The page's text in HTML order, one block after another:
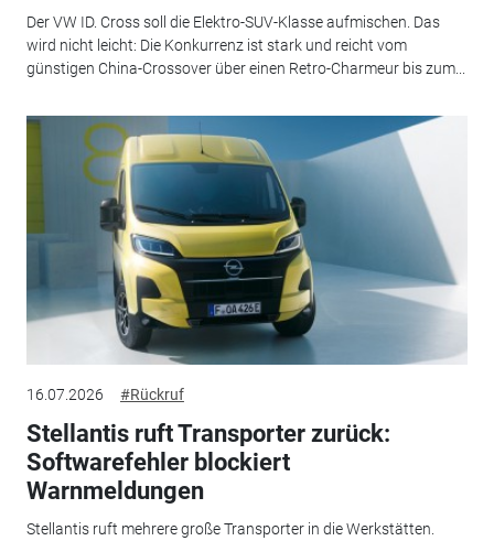
Der VW ID. Cross soll die Elektro-SUV-Klasse aufmischen. Das
wird nicht leicht: Die Konkurrenz ist stark und reicht vom
günstigen China-Crossover über einen Retro-Charmeur bis zum...
16.07.2026 #Rückruf
Stellantis ruft Transporter zurück:
Softwarefehler blockiert
Warnmeldungen
Stellantis ruft mehrere große Transporter in die Werkstätten.